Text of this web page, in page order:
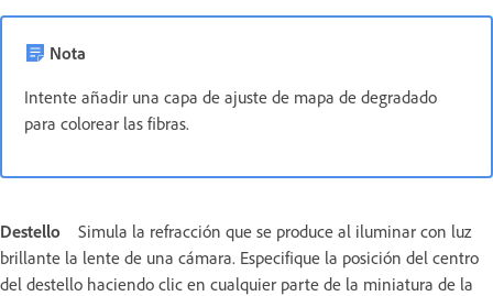
Nota
Intente añadir una capa de ajuste de mapa de degradado
para colorear las fibras.
Destello
Simula la refracción que se produce al iluminar con luz
brillante la lente de una cámara. Especifique la posición del centro
del destello haciendo clic en cualquier parte de la miniatura de la